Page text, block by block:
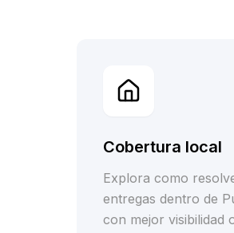
Cobertura local
Explora como
entregas dentro de
con mejor visibilidad